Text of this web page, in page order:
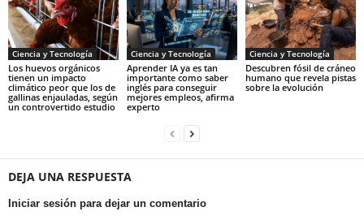
Ciencia y Tecnología
Los huevos orgánicos
tienen un impacto
climático peor que los de
gallinas enjauladas, según
un controvertido estudio
Ciencia y Tecnología
Aprender IA ya es tan
importante como saber
inglés para conseguir
mejores empleos, afirma
experto
Ciencia y Tecnología
Descubren fósil de cráneo
humano que revela pistas
sobre la evolución
DEJA UNA RESPUESTA
Iniciar sesión para dejar un comentario